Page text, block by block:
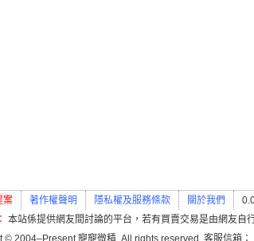
案 著作權聲明 隱私權及服務條款 關於我們
本站係提供網友間討論的平台，若有買賣交易是由網友自
© 2004–Present 寵寵微積. All rights reserved. 客服信箱：